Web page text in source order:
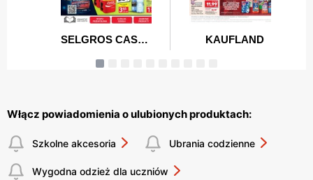
Włącz powiadomienia o ulubionych produktach:
Szkolne akcesoria Ubrania codzienne
Wygodna odzież dla uczniów